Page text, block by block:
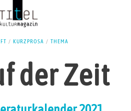
/ KURZPROSA / THEMA
der Zeit